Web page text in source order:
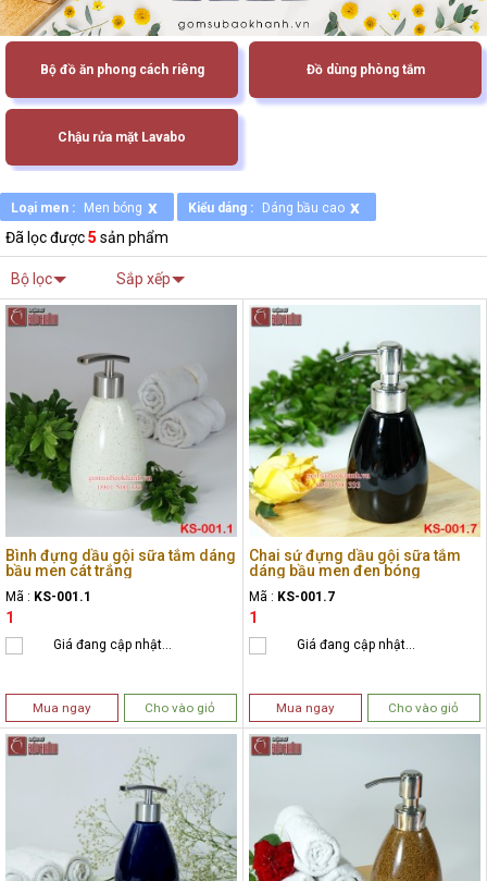
Bộ đồ ăn phong cách riêng Đồ dùng phòng tắm
Chậu rửa mặt Lavabo
Loại men : Men bóng x Kiểu dáng : Dáng bầu cao x
Đã lọc được5 sản phẩm
Bộ lọc Sắp xếp
Bình đựng dầu gội sữa tắm dáng
bầu men cát trắng
Mã : KS-001.1
1
Giá đang cập nhật...
Mua ngay Cho vào giỏ
Chai sứ đựng dầu gội sữa tắm
dáng bầu men đen bóng
Mã : KS-001.7
1
Giá đang cập nhật...
Mua ngay Cho vào giỏ